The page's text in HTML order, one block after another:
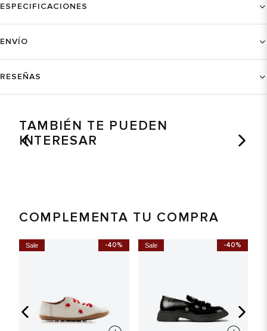
ESPECIFICACIONES
ENVÍO
RESEÑAS
TAMBIÉN TE PUEDEN
INTERESAR
COMPLEMENTA TU COMPRA
-40%
Sale -40%
Sale